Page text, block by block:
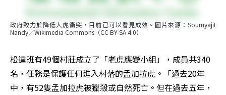
政府致力於降低人虎衝突，目前已可以看見成效。圖片來源：Soumyajit
Nandy／Wikimedia Commons（CC BY-SA 4.0）
松達班有49個村莊成立了「老虎應變小組」，成員共340
名，任務是保護任何進入村落的孟加拉虎。「過去20年
中，有52隻孟加拉虎被獵殺或自然死亡。但在過去五年，